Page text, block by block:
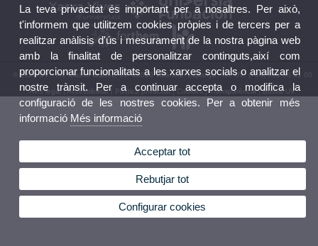
© 2026 UV. - Av. Blasco Ibáñez, 13. 46010 València. Espanya. Tel. UV: (+34) 963 86 41 00
Avís legal|Accessibilitat| Política privacitat| Cookies|Transparència|Bústia UV
La teva privacitat és important per a nosaltres. Per això,
t'informem que utilitzem cookies pròpies i de tercers per a
realitzar anàlisis d'ús i mesurament de la nostra pàgina web
amb la finalitat de personalitzar continguts,així com
proporcionar funcionalitats a les xarxes socials o analitzar el
nostre trànsit. Per a continuar accepta o modifica la
configuració de les nostres cookies. Per a obtenir més
informació Més informació
Acceptar tot
Rebutjar tot
Configurar cookies